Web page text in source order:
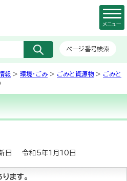
ページ番号検索
メニュー
報 > 環境・ごみ> ごみと資源物 > ごみと
日 令和5年1月10日
ます。